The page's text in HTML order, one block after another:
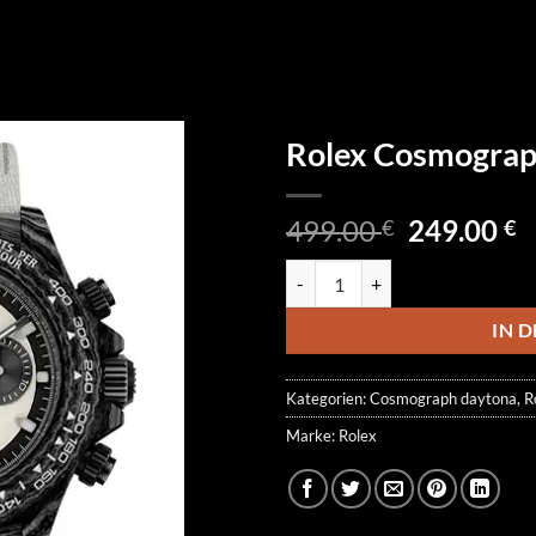
Rolex
499.00€
499.00 €
249.00€
IN
Kategorien:Cosmograph daytona,
Marke: Rolex